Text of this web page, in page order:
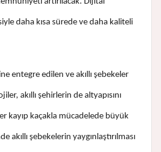
daha kısa sürede ve daha kaliteli
entegre edilen ve akıllı şebekeler
akıllı şehirlerin de altyapısını
kayıp kaçakla mücadelede büyük
akıllı şebekelerin yaygınlaştırılması